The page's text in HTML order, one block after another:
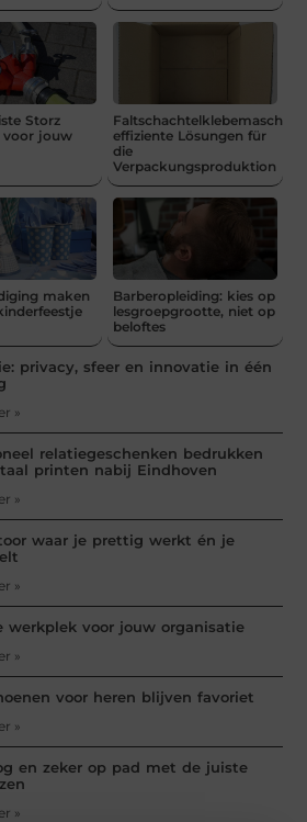
Storz
voor jouw
effiziente Lösungen für
die
Verpackungsproduktion
maken
Barberopleiding: kies op
lesgroepgrootte, niet op
beloftes
privacy, sfeer en innovatie in één
»
relatiegeschenken bedrukken
printen nabij Eindhoven
»
waar je prettig werkt én je
»
werkplek voor jouw organisatie
»
voor heren blijven favoriet
»
en zeker op pad met de juiste
»